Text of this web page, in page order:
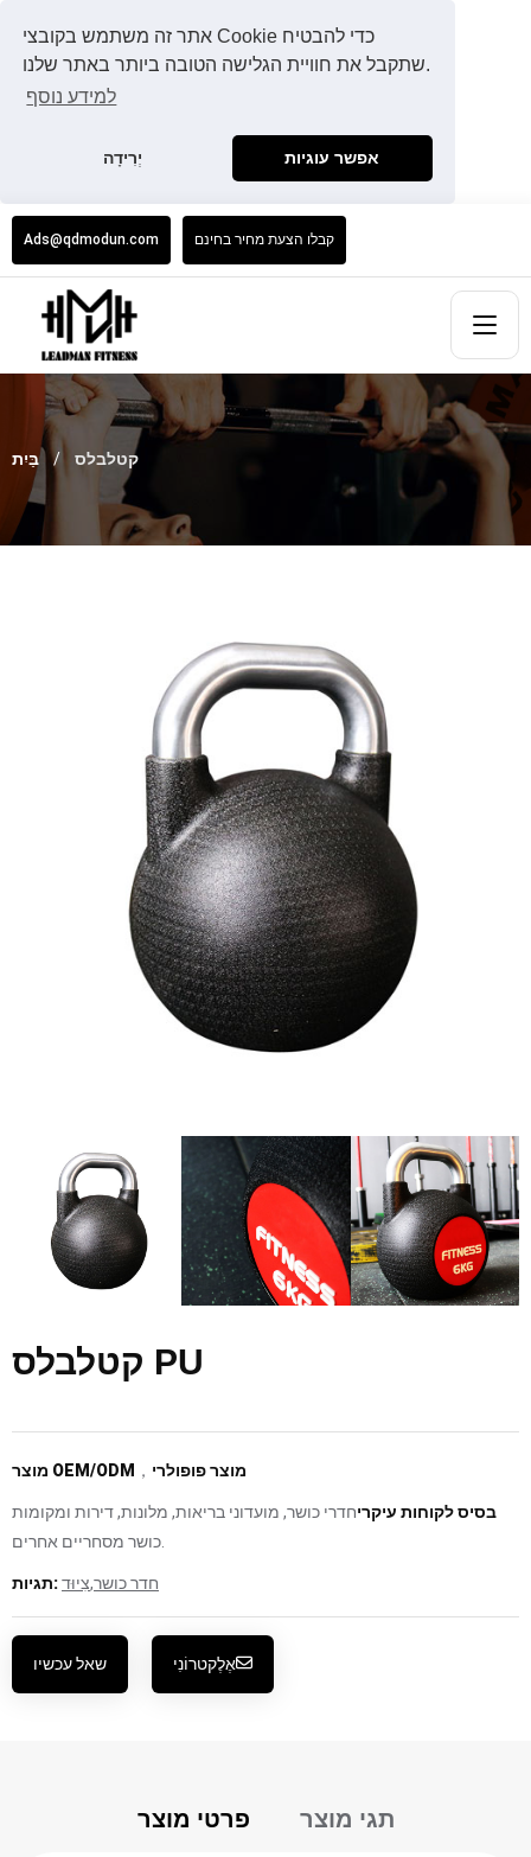
אתר זה משתמש בקובצי Cookie כדי להבטיח
שתקבל את חוויית הגלישה הטובה ביותר באתר שלנו.
למידע נוסף
יְרִידָה אפשר עוגיות
Ads@qdmodun.com קבלו הצעת מחיר בחינם
בַּיִת קטלבלס
קטלבלס PU
מוצר OEM/ODM ， מוצר פופולרי
בסיס לקוחות עיקריחדרי כושר, מועדוני בריאות, מלונות, דירות ומקומות
תגיות:צִיוּד,חדר כושר
שאל עכשיו אֶלֶקטרוֹנִי
פרטי מוצר תגי מוצר